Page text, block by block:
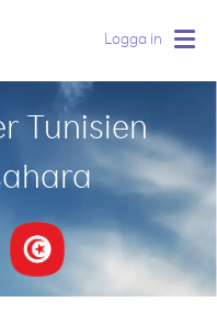
Logga in
Tunisien